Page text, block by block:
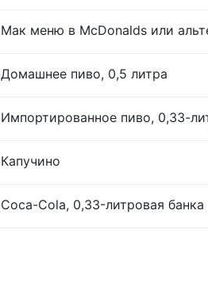
Мак меню в McDonalds или
Домашнее пиво, 0,5 литра
Импортированное пиво, 0,33-
Капучино
Coca-Cola, 0,33-литровая банка